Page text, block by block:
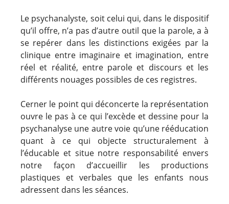
Le psychanalyste, soit celui qui, dans le dispositif
qu’il offre, n’a pas d’autre outil que la parole, a à
se repérer dans les distinctions exigées par la
clinique entre imaginaire et imagination, entre
réel et réalité, entre parole et discours et les
différents nouages possibles de ces registres.
Cerner le point qui déconcerte la représentation
ouvre le pas à ce qui l’excède et dessine pour la
psychanalyse une autre voie qu’une rééducation
quant à ce qui objecte structuralement à
l’éducable et situe notre responsabilité envers
notre façon d’accueillir les productions
plastiques et verbales que les enfants nous
adressent dans les séances.